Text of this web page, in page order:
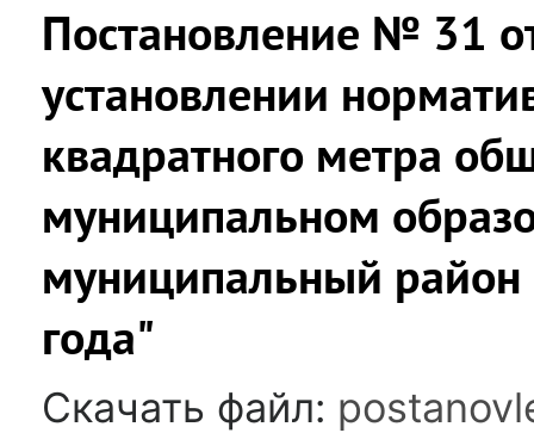
Постановление № 31
установлении
квадратного метра
муниципальном
муниципальный
года"
Скачать файл: